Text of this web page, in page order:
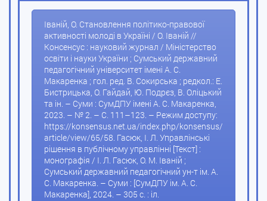
Іваній, О. Становлення політико-правової
активності молоді в Україні / О. Іваній //
Консенсус : науковий журнал / Міністерство
освіти і науки України ; Сумський державний
педагогічний університет імені А. С.
Макаренка ; гол. ред. В. Сокирська ; редкол.: Е.
Бистрицька, О. Гайдай, Ю. Подрєз, В. Оліцький
та ін. – Суми : СумДПУ імені А. С. Макаренка,
2023. – № 2. – С. 111–123. – Режим доступу:
https://konsensus.net.ua/index.php/konsensus/
article/view/65/58. Гасюк, І. Л. Управлінські
рішення в публічному управлінні [Текст] :
монографія / І. Л. Гасюк, О. М. Іваній ;
Сумський державний педагогічний ун-т ім. А.
С. Макаренка. – Суми : [СумДПУ ім. А. С.
Макаренка], 2024. – 305 с. : іл.